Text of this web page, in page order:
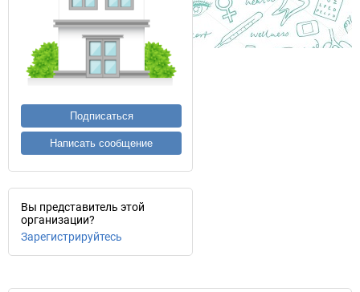
Подписаться
Написать сообщение
Вы представитель этой
организации?
Зарегистрируйтесь